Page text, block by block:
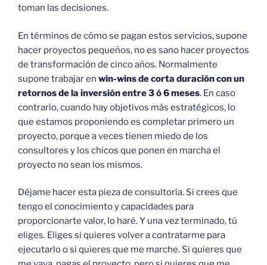
toman las decisiones.
En términos de cómo se pagan estos servicios, supone
hacer proyectos pequeños, no es sano hacer proyectos
de transformación de cinco años. Normalmente
supone trabajar en win-wins de corta duración con un
retornos de la inversión entre 3 ó 6 meses. En caso
contrario, cuando hay objetivos más estratégicos, lo
que estamos proponiendo es completar primero un
proyecto, porque a veces tienen miedo de los
consultores y los chicos que ponen en marcha el
proyecto no sean los mismos.
Déjame hacer esta pieza de consultoría. Si crees que
tengo el conocimiento y capacidades para
proporcionarte valor, lo haré. Y una vez terminado, tú
eliges. Eliges si quieres volver a contratarme para
ejecutarlo o si quieres que me marche. Si quieres que